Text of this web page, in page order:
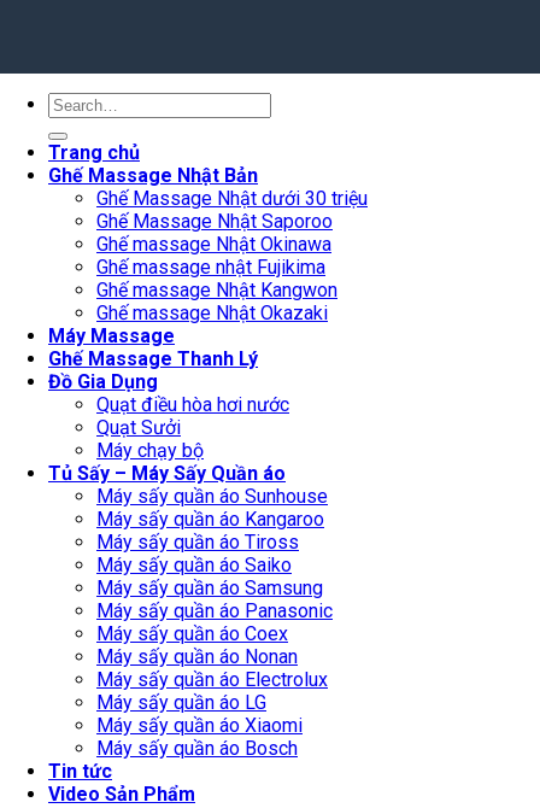
Search
Trang chủ
Ghế Massage Nhật Bản
Ghế Massage Nhật dưới 30 triệu
Ghế Massage Nhật Saporoo
Ghế massage Nhật Okinawa
Ghế massage nhật Fujikima
Ghế massage Nhật Kangwon
Ghế massage Nhật Okazaki
Máy Massage
Ghế Massage Thanh Lý
Đồ Gia Dụng
Quạt điều hòa hơi nước
Quạt Sưởi
Máy chạy bộ
Tủ Sấy – Máy Sấy Quần áo
Máy sấy quần áo Sunhouse
Máy sấy quần áo Kangaroo
Máy sấy quần áo Tiross
Máy sấy quần áo Saiko
Máy sấy quần áo Samsung
Máy sấy quần áo Panasonic
Máy sấy quần áo Coex
Máy sấy quần áo Nonan
Máy sấy quần áo Electrolux
Máy sấy quần áo LG
Máy sấy quần áo Xiaomi
Máy sấy quần áo Bosch
Tin tức
Video Sản Phẩm